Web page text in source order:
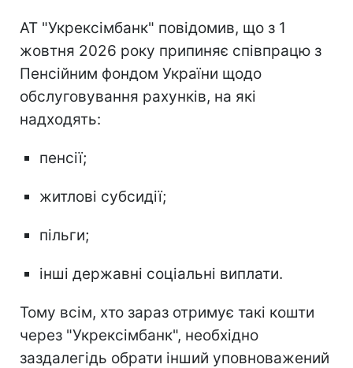
АТ "Укрексімбанк" повідомив, що з 1
жовтня 2026 року припиняє співпрацю з
Пенсійним фондом України щодо
обслуговування рахунків, на які
надходять:
пенсії;
житлові субсидії;
пільги;
інші державні соціальні виплати.
Тому всім, хто зараз отримує такі кошти
через "Укрексімбанк", необхідно
заздалегідь обрати інший уповноважений